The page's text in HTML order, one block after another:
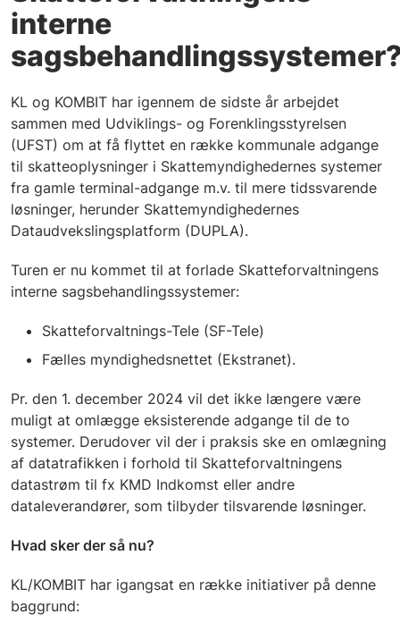
interne
KL og KOMBIT har igennem de sidste år arbejdet
sammen med Udviklings- og Forenklingsstyrelsen
(UFST) om at få flyttet en række kommunale adgange
til skatteoplysninger i Skattemyndighedernes systemer
fra gamle terminal-adgange m.v. til mere tidssvarende
løsninger, herunder Skattemyndighedernes
Dataudvekslingsplatform (DUPLA).
Turen er nu kommet til at forlade Skatteforvaltningens
interne sagsbehandlingssystemer:
Skatteforvaltnings-Tele (SF-Tele)
Fælles myndighedsnettet (Ekstranet).
Pr. den 1. december 2024 vil det ikke længere være
muligt at omlægge eksisterende adgange til de to
systemer. Derudover vil der i praksis ske en omlægning
af datatrafikken i forhold til Skatteforvaltningens
datastrøm til fx KMD Indkomst eller andre
dataleverandører, som tilbyder tilsvarende løsninger.
Hvad sker der så nu?
KL/KOMBIT har igangsat en række initiativer på denne
baggrund: